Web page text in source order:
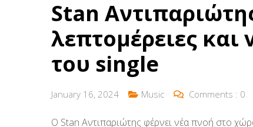
Stan
λεπτομέρειες
του single
January 16, 2024 Music Comments : 0
Ο Stan Αντιπαριώτης φέρνει νέα πνοή στο